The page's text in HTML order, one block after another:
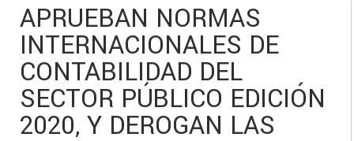
APRUEBAN NORMAS
INTERNACIONALES DE
CONTABILIDAD DEL
SECTOR PÚBLICO EDICIÓN
2020, Y DEROGAN LAS